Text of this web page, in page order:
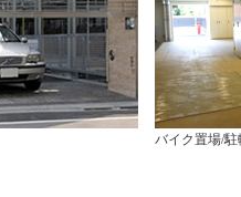
バイク置場/駐